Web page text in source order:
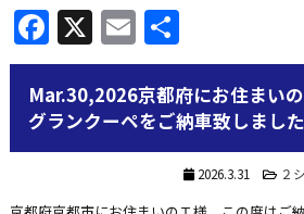
Facebook
X Email
共
有
Mar.30,2026京都府にお住まい
グランクーペをご納車致しました
2026.3.31 ２